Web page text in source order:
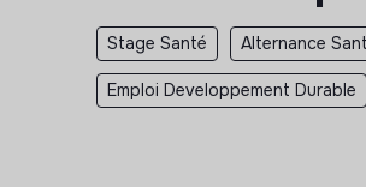
Stage Santé Alternance
Emploi Developpement Durable